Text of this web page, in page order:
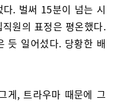
. 벌써 15분이 넘는 시
원의 표정은 평온했다.
듯 일어섰다. 당황한 배
게, 트라우마 때문에 그